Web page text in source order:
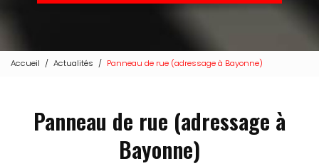
Accueil Actualités Panneau de rue (adressage à Bayonne)
Panneau de rue (adressage à
Bayonne)